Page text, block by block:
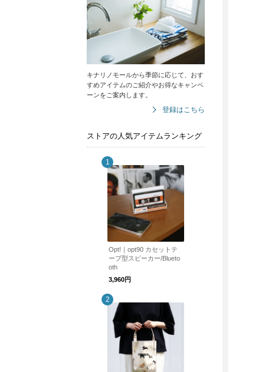
キナリノモールから季節に応じて、おす
すめアイテムのご紹介やお得なキャンペ
ーンをご案内します。
登録はこちら
ストアの人気アイテムランキング
Opt!｜opt90 カセットテ
ープ型スピーカー/Blueto
oth
3,960円